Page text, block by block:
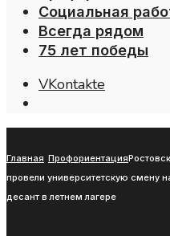
Социальная
Всегда рядом
75 лет победы
VKontakte
Главная Профориентация
провели университетскую смену
десант в летнем лагере